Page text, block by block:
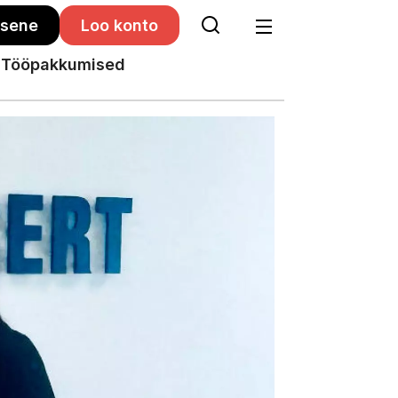
Loo konto
Tööpakkumised